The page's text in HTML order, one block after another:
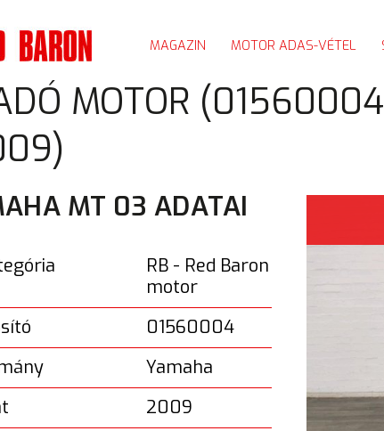
MAGAZIN
MOTOR ADAS-VÉTEL
MOTORT VESZÜNK
MOTOR
MT 03 ADATAI
RB - Red Baron
motor
01560004
Yamaha
2009